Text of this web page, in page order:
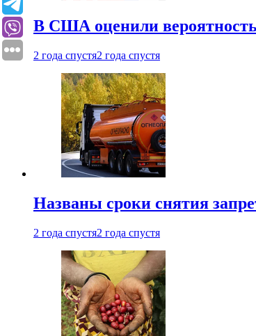
В США оценили вероятность
2 года спустя2 года спустя
Названы сроки снятия
2 года спустя2 года спустя